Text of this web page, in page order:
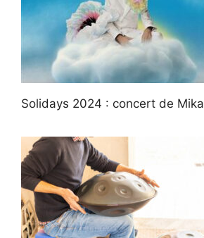
Solidays 2024 : concert de Mika